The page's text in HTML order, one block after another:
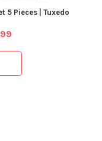
5 Pieces | Tuxedo